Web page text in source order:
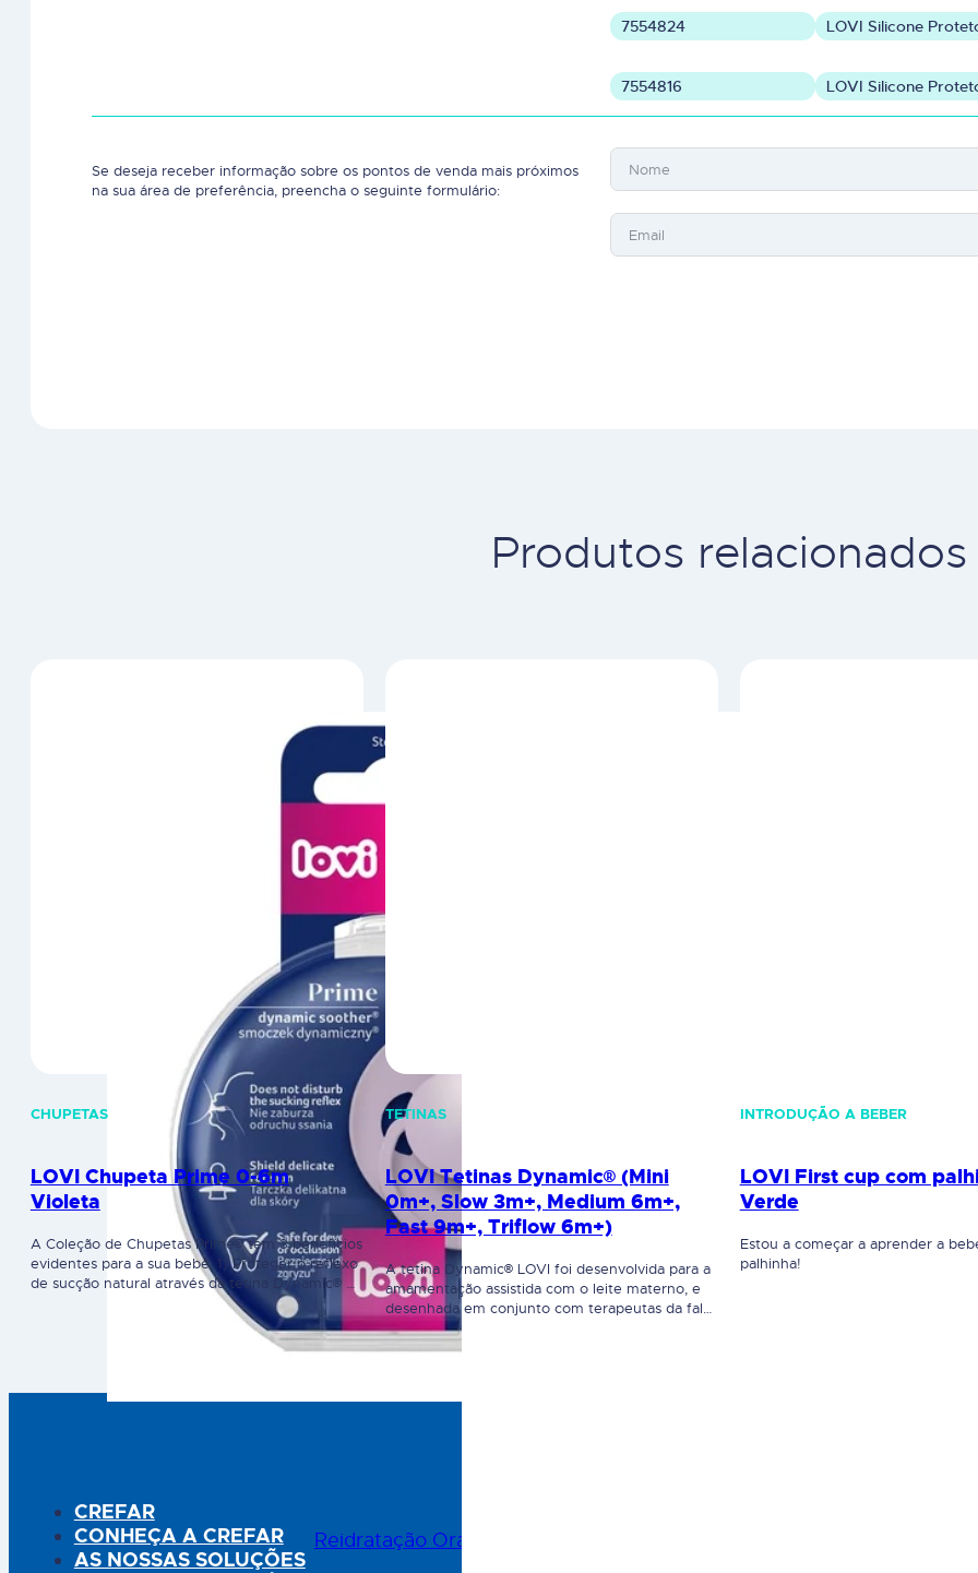
7554824 LOVI Silicone
7554816 LOVI Silicone
Se deseja receber informação sobre os pontos de venda mais próximos
na sua área de preferência, preencha o seguinte formulário:
Produtos relacionados
CHUPETAS
LOVI Chupeta Prime 0-6m
Violeta
A Coleção de Chupetas Prime® tem 3 benefícios
evidentes para a sua bebé: 1) Proteger o reflexo
de sucção natural através da tetina Dynamic® 2)
Ideais para o desenvolvimento da fala e dentição
(ortodôntico) 3) Seguro para a pele do bebé -
ângulo diferente face à boca do bebé (respira
TETINAS
LOVI Tetinas Dynamic® (Mini
0m+, Slow 3m+, Medium 6m+,
Fast 9m+, Triflow 6m+)
A tetina Dynamic® LOVI foi desenvolvida para a
amamentação assistida com o leite materno, e
desenhada em conjunto com terapeutas da fala.
A tetina foi criada utilizando camadas de silicone
heterogéneas: ponta fina e suave expansível e
Clinicamente testada na Polónia. Equipadas
INTRODUÇÃO A BEBER
LOVI First cup com
Verde
Estou a começar a aprender a
palhinha!
CREFAR
CONHEÇA A CREFAR
AS NOSSAS SOLUÇÕES
Reidratação Oral